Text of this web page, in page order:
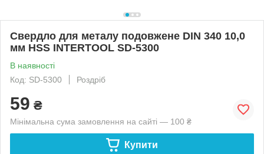
Свердло для металу подовжене DIN 340 10,0
мм HSS INTERTOOL SD-5300
В наявності
Код: SD-5300
Роздріб
59 ₴
Мінімальна сума замовлення на сайті — 100 ₴
Купити